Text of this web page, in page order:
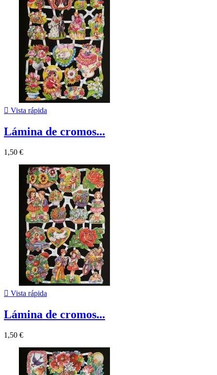
 Vista rápida
Lámina de cromos...
1,50 €
 Vista rápida
Lámina de cromos...
1,50 €